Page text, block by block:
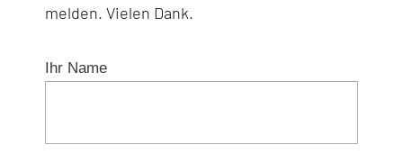
melden. Vielen Dank.
Ihr Name